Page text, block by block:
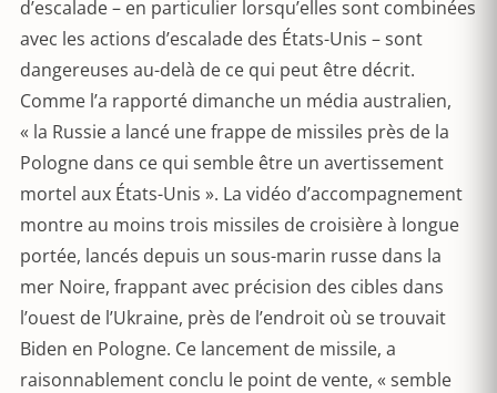
d’escalade – en particulier lorsqu’elles sont combinées
avec les actions d’escalade des États-Unis – sont
dangereuses au-delà de ce qui peut être décrit.
Comme l’a rapporté dimanche un média australien,
« la Russie a lancé une frappe de missiles près de la
Pologne dans ce qui semble être un avertissement
mortel aux États-Unis ». La vidéo d’accompagnement
montre au moins trois missiles de croisière à longue
portée, lancés depuis un sous-marin russe dans la
mer Noire, frappant avec précision des cibles dans
l’ouest de l’Ukraine, près de l’endroit où se trouvait
Biden en Pologne. Ce lancement de missile, a
raisonnablement conclu le point de vente, « semble